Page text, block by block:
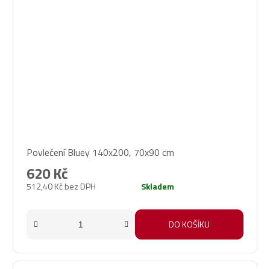
Povlečení Bluey 140x200, 70x90 cm
512,40 Kč bez DPH
620 Kč
Skladem
DO KOŠÍKU